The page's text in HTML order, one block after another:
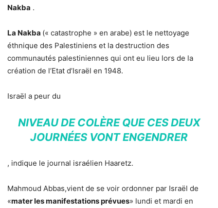
Nakba .
La Nakba (« catastrophe » en arabe) est le nettoyage
éthnique des Palestiniens et la destruction des
communautés palestiniennes qui ont eu lieu lors de la
création de l’Etat d’Israël en 1948.
Israël a peur du
NIVEAU DE COLÈRE QUE CES DEUX
JOURNÉES VONT ENGENDRER
, indique le journal israélien Haaretz.
Mahmoud Abbas,vient de se voir ordonner par Israël de
«mater les manifestations prévues» lundi et mardi en